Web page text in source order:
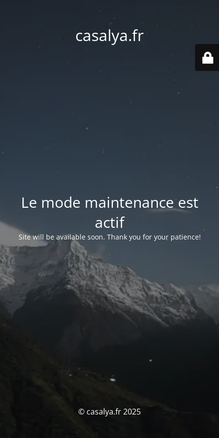
casalya.fr
Le mode maintenance est
actif
Site will be available soon. Thank you for your patience!
© casalya.fr 2025